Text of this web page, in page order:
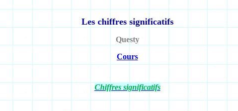
Les chiffres significatifs
Questy
Cours
Chiffres significatifs